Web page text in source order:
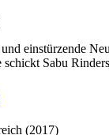
einstürzende
Sabu
(2017)